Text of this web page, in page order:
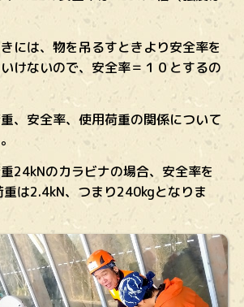
には、物を吊るすときより安全率を
けないので、安全率＝１０とするの
、安全率、使用荷重の関係について
24kNのカラビナの場合、安全率を
は2.4kN、つまり240kgとなりま